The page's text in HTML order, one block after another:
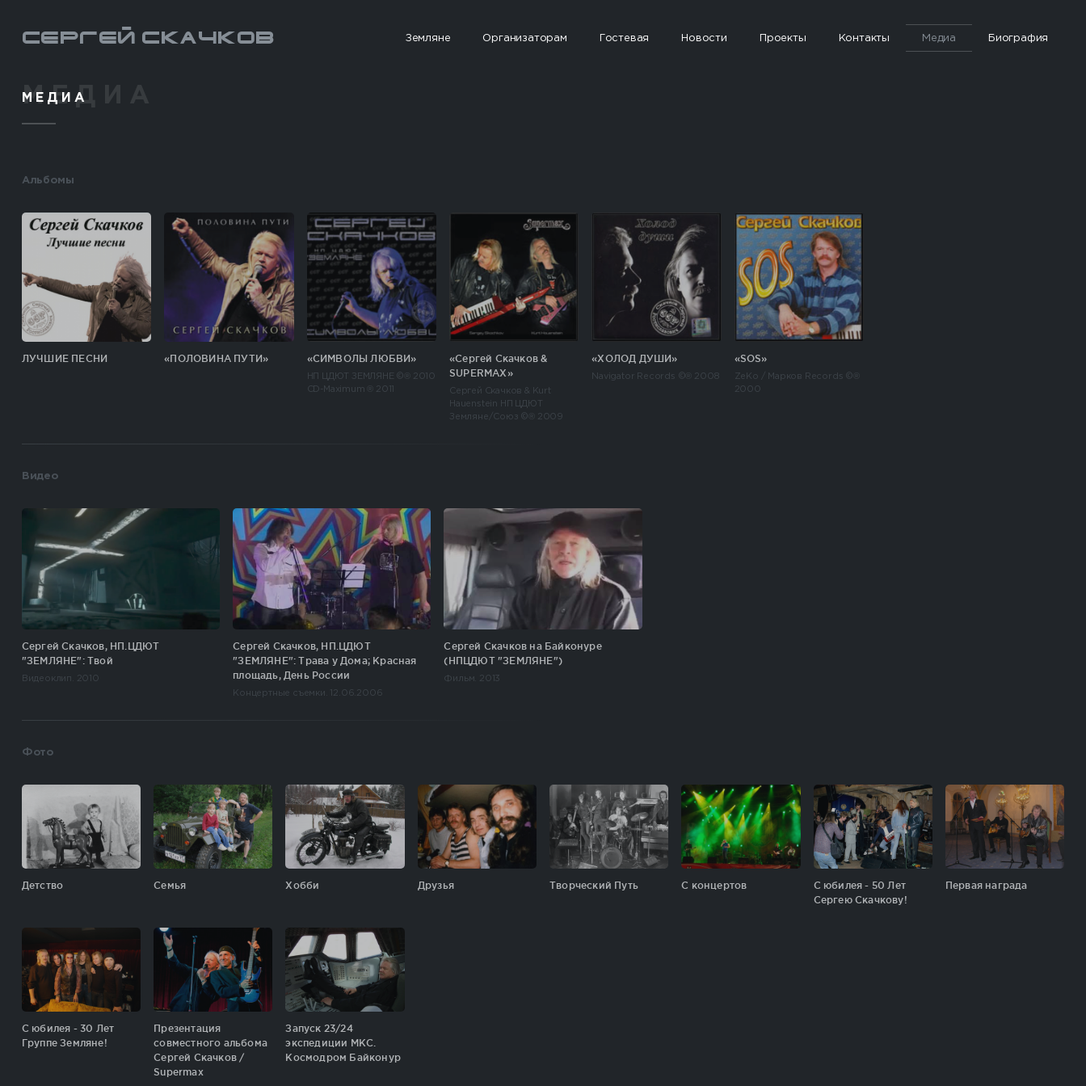
Сергей Скачков Земляне Организаторам Гостевая Новости Проекты Контакты Медиа Биография
МЕДИА
Альбомы
ЛУЧШИЕ ПЕСНИ «ПОЛОВИНА ПУТИ» «СИМВОЛЫ ЛЮБВИ»
НП ЦДЮТ ЗЕМЛЯНЕ ©® 2010
CD-Maximum ® 2011
«Сергей Скачков &
SUPERMAX»
Сергей Скачков & Kurt
Hauenstein НП ЦДЮТ
Земляне/Союз ©® 2009
«ХОЛОД ДУШИ»
Navigator Records ©® 2008
«SOS»
ZeKo / Марков Records ©®
2000
Видео
Сергей Скачков, НП.ЦДЮТ
"ЗЕМЛЯНЕ": Твой
Видеоклип. 2010
Сергей Скачков, НП.ЦДЮТ
"ЗЕМЛЯНЕ": Трава у Дома; Красная
площадь, День России
Концертные съемки. 12.06.2006
Сергей Скачков на Байконуре
(НПЦДЮТ "ЗЕМЛЯНЕ")
Фильм. 2013
Фото
Детство Семья Хобби Друзья Творческий Путь С концертов
С юбилея - 50 Лет
Сергею Скачкову!
Первая награда
С юбилея - 30 Лет
Группе Земляне!
Презентация
совместного альбома
Сергей Скачков /
Supermax
Запуск 23/24
экспедиции МКС.
Космодром Байконур